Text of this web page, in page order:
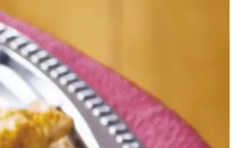
met de tanden van een vork. Bestrijk de